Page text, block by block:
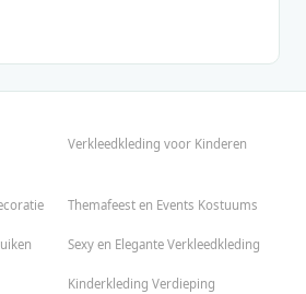
Verkleedkleding voor Kinderen
Themafeest en Events Kostuums
Sexy en Elegante Verkleedkleding
Kinderkleding Verdieping